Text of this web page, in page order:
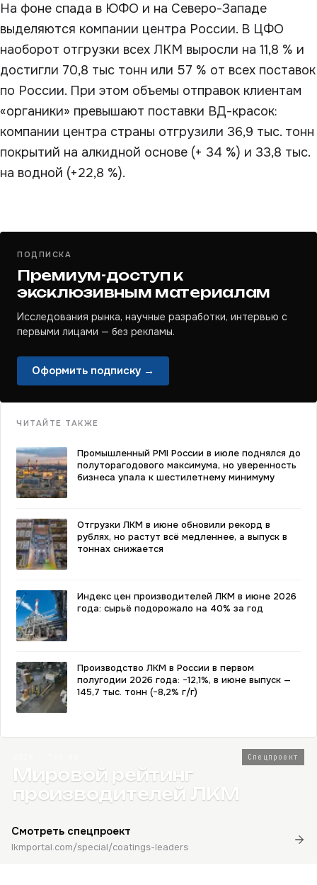
На фоне спада в ЮФО и на Северо-Западе
выделяются компании центра России. В ЦФО
наоборот отгрузки всех ЛКМ выросли на 11,8 % и
достигли 70,8 тыс тонн или 57 % от всех поставок
по России. При этом объемы отправок клиентам
«органики» превышают поставки ВД-красок:
компании центра страны отгрузили 36,9 тыс. тонн
покрытий на алкидной основе (+ 34 %) и 33,8 тыс.
на водной (+22,8 %).
ПОДПИСКА
Премиум-доступ к
эксклюзивным материалам
Исследования рынка, научные разработки, интервью с
первыми лицами — без рекламы.
Оформить подписку →
ЧИТАЙТЕ ТАКЖЕ
Промышленный PMI России в июле поднялся до
полуторагодового максимума, но уверенность
бизнеса упала к шестилетнему минимуму
Отгрузки ЛКМ в июне обновили рекорд в
рублях, но растут всё медленнее, а выпуск в
тоннах снижается
Индекс цен производителей ЛКМ в июне 2026
года: сырьё подорожало на 40% за год
Производство ЛКМ в России в первом
полугодии 2026 года: −12,1%, в июне выпуск —
145,7 тыс. тонн (−8,2% г/г)
Спецпроект
Мировой рейтинг
производителей ЛКМ
Смотреть спецпроект
lkmportal.com/special/coatings-leaders